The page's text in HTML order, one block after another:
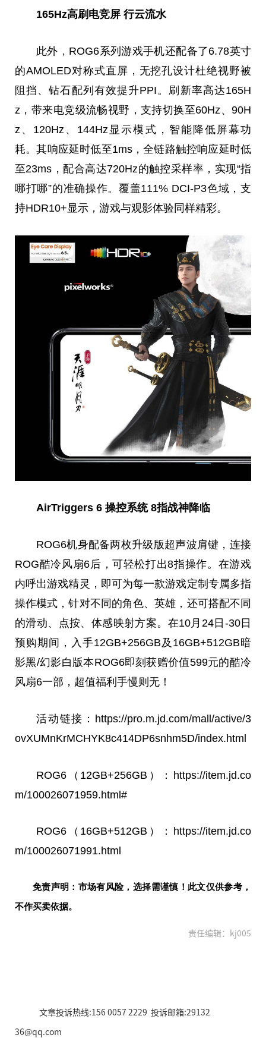
165Hz高刷电竞屏 行云流水
此外 ， ROG6系列游戏手机还配备了6.78英寸
的AMOLED对称式直屏，无挖孔设计杜绝视野被
阻挡、钻石配列有效提升PPI。刷新率高达165H
z，带来电竞级流畅视野，支持切换至60Hz、90H
z、120Hz、144Hz显示模式，智能降低屏幕功
耗。其响应延时低至1ms，全链路触控响应延时低
至23ms，配合高达720Hz的触控采样率，实现“指
哪打哪”的准确操作。覆盖111% DCI-P3色域，支
持HDR10+显示，游戏与观影体验同样精彩。
AirTriggers 6 操控系统 8指战神降临
ROG6机身配备两枚升级版超声波肩键，连接
ROG酷冷风扇6后，可轻松打出8指操作。在游戏
内呼出游戏精灵，即可为每一款游戏定制专属多指
操作模式，针对不同的角色、英雄，还可搭配不同
的滑动、点按、体感映射方案。在10月24日-30日
预购期间，入手12GB+256GB及16GB+512GB暗
影黑/幻影白版本ROG6即刻获赠价值599元的酷冷
风扇6一部，超值福利手慢则无！
活动链接：https://pro.m.jd.com/mall/active/3
ovXUMnKrMCHYK8c414DP6snhm5D/index.html
ROG6（12GB+256GB）：https://item.jd.co
m/100026071959.html#
ROG6（16GB+512GB）：https://item.jd.co
m/100026071991.html
免责声明：市场有风险，选择需谨慎！此文仅供参考，
不作买卖依据。
责任编辑：kj005
文章投诉热线:156 0057 2229 投诉邮箱:29132
36@qq.com